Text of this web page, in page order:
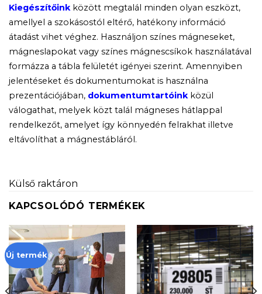
Kiegészítőink között megtalál minden olyan eszközt,
amellyel a szokásostól eltérő, hatékony információ
átadást vihet véghez. Használjon színes mágneseket,
mágneslapokat vagy színes mágnescsíkok használatával
formázza a tábla felületét igényei szerint. Amennyiben
jelentéseket és dokumentumokat is használna
prezentációjában, dokumentumtartóinkközül
válogathat, melyek közt talál mágneses hátlappal
rendelkezőt, amelyet így könnyedén felrakhat illetve
eltávolíthat a mágnestábláról.
Külső raktáron
KAPCSOLÓDÓ TERMÉKEK
Új termék